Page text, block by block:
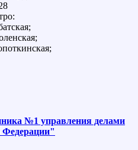
№1 управления делами
Федерации"